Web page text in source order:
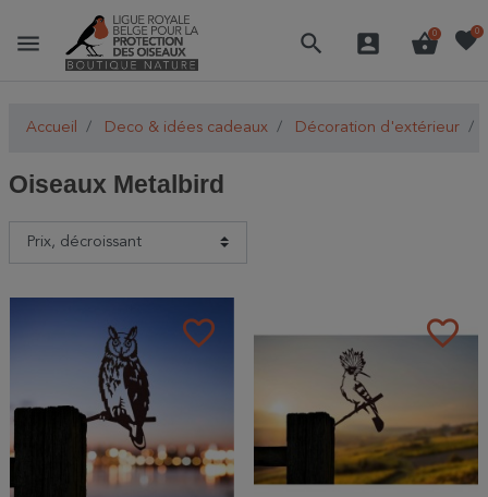
menu search account_box shopping_basket
0 favorite0
Accueil Deco & idées cadeaux Décoration d'extérieur
Oiseaux Metalbird
favorite_border favorite_border